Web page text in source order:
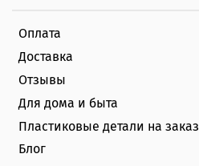
Оплата
Доставка
Отзывы
Для дома и быта
Пластиковые детали на заказ
Блог